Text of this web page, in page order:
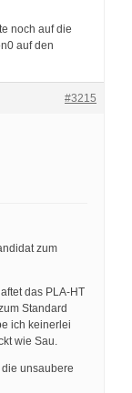
noch auf die
auf den
#3215
zum
das PLA-HT
Standard
ich keinerlei
wie Sau.
die unsaubere